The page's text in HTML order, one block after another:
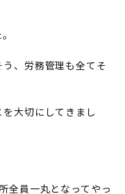
、労務管理も全てそ
大切にしてきまし
全員一丸となってやっ